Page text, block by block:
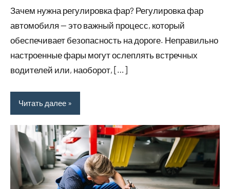
Зачем нужна регулировка фар? Регулировка фар
автомобиля — это важный процесс, который
обеспечивает безопасность на дороге. Неправильно
настроенные фары могут ослеплять встречных
водителей или, наоборот, […]
Читать далее